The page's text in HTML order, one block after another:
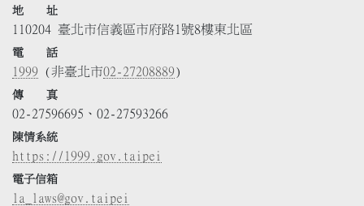
地 址
110204 臺北市信義區市府路1號8樓東北區
電 話
1999 (非臺北市02-27208889)
傳 真
02-27596695、02-27593266
陳情系統
https://1999.gov.taipei
電子信箱
la_laws@gov.taipei